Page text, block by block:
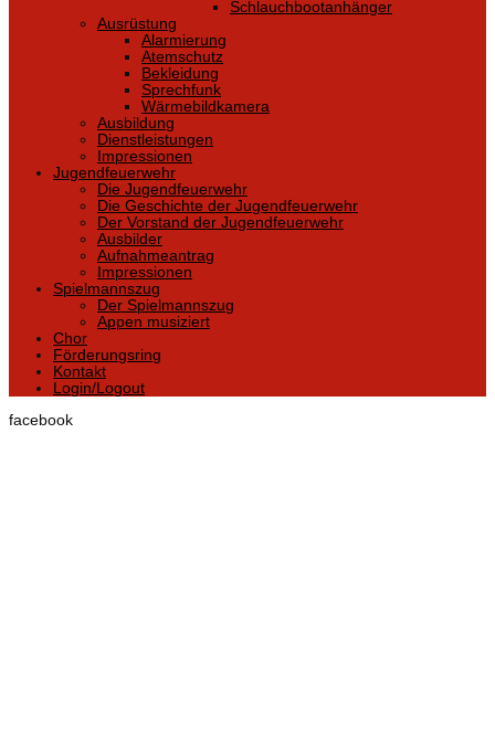
Schlauchbootanhänger
Ausrüstung
Alarmierung
Atemschutz
Bekleidung
Sprechfunk
Wärmebildkamera
Ausbildung
Dienstleistungen
Impressionen
Jugendfeuerwehr
Die Jugendfeuerwehr
Die Geschichte der Jugendfeuerwehr
Der Vorstand der Jugendfeuerwehr
Ausbilder
Aufnahmeantrag
Impressionen
Spielmannszug
Der Spielmannszug
Appen musiziert
Chor
Förderungsring
Kontakt
Login/Logout
facebook